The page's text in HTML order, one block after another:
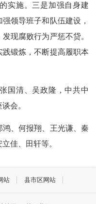
实施。三是加强自身建
领导班子和队伍建设，
现腐败行为严惩不贷。
锻炼，不断提高履职本
清、吴政隆，中共中
会。
、何报翔、王光谦、秦
佳、田轩等。
站 县市区网站